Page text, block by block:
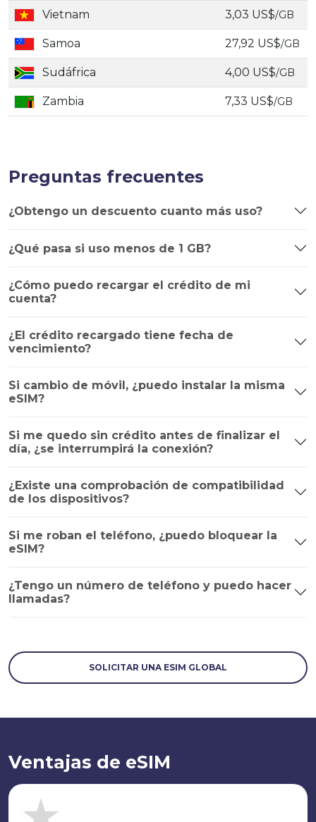
Vietnam 3,03 US$/GB
Samoa 27,92 US$/GB
Sudáfrica 4,00 US$/GB
Zambia 7,33 US$/GB
Preguntas frecuentes
¿Obtengo un descuento cuanto más uso?
¿Qué pasa si uso menos de 1 GB?
¿Cómo puedo recargar el crédito de mi
cuenta?
¿El crédito recargado tiene fecha de
vencimiento?
Si cambio de móvil, ¿puedo instalar la misma
eSIM?
Si me quedo sin crédito antes de finalizar el
día, ¿se interrumpirá la conexión?
¿Existe una comprobación de compatibilidad
de los dispositivos?
Si me roban el teléfono, ¿puedo bloquear la
eSIM?
¿Tengo un número de teléfono y puedo hacer
llamadas?
SOLICITAR UNA ESIM GLOBAL
Ventajas de eSIM